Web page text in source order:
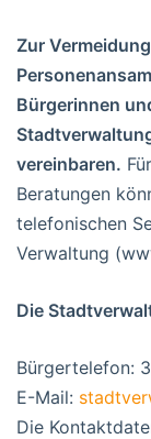
Zur
Bürgerinnen
vereinbaren.
Beratungen
telefonischen
Verwaltung
Die
Bürgertelefon:
E-Mail:
Die